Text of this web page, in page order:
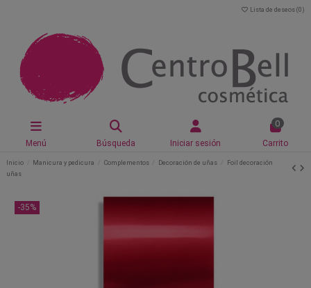
Lista de deseos (0 )
Menú Búsqueda Iniciar sesión
0
Carrito
Inicio Manicura y pedicura Complementos Decoración de uñas
Foil decoración
uñas
-35%